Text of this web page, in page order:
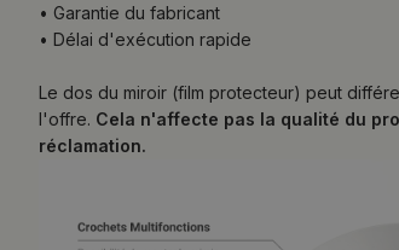
• Garantie du fabricant
• Délai d'exécution rapide
Le dos du miroir (film protecteur) peut
l'offre. Cela n'affecte pas la qualité du
réclamation.